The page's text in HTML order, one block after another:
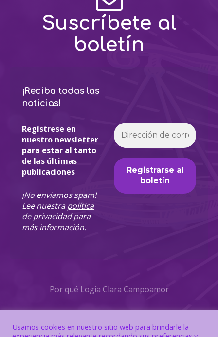
Suscríbete al
boletín
¡Reciba todas las
noticias!
Regístrese en
nuestro newsletter
para estar al tanto
de las últimas
publicaciones
¡No enviamos spam!
Lee nuestrapolítica
de privacidadpara
más información.
Por qué Logia Clara Campoamor
Política de Privacidad
Usamos cookies en nuestro sitio web para brindarle la